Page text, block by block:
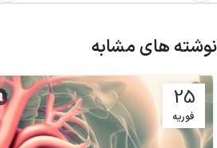
نوشته های مشابه
25
فوریه